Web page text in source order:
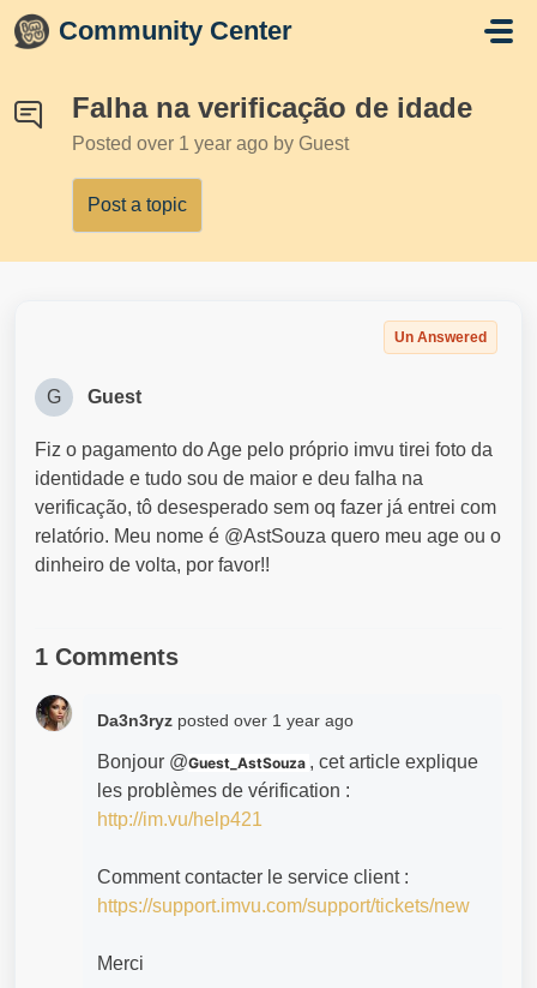
Skip to main content
Community Center
Falha na verificação de idade
Posted over 1 year ago by Guest
Post a topic
Un Answered
G Guest
Fiz o pagamento do Age pelo próprio imvu tirei foto da
identidade e tudo sou de maior e deu falha na
verificação, tô desesperado sem oq fazer já entrei com
relatório. Meu nome é @AstSouza quero meu age ou o
dinheiro de volta, por favor!!
1 Comments
Da3n3ryz posted over 1 year ago
Bonjour @Guest_AstSouza , cet article explique
les problèmes de vérification :
http://im.vu/help421
Comment contacter le service client :
https://support.imvu.com/support/tickets/new
Merci